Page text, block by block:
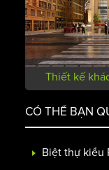
Thiết kế
CÓ THỂ BẠN
Biệt thự kiểu